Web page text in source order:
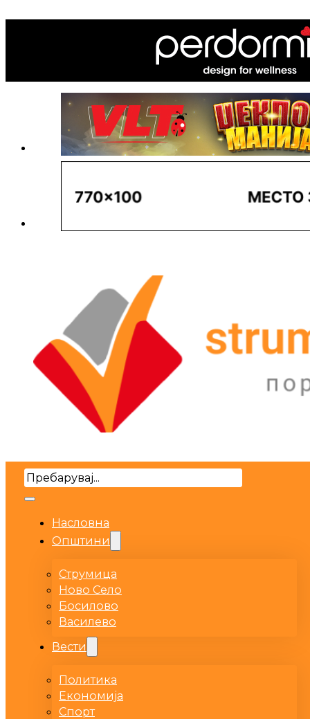
Search
Насловна
Општини
Струмица
Ново Село
Босилово
Василево
Вести
Политика
Економија
Спорт